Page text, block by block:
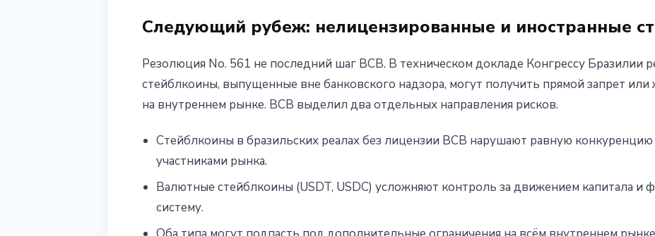
Следующий рубеж: нелицензированные и иностранные
Резолюция No. 561 не последний шаг BCB. В техническом докладе Конгрессу Бразилии
стейблкоины, выпущенные вне банковского надзора, могут получить прямой запрет или
на внутреннем рынке. BCB выделил два отдельных направления рисков.
Стейблкоины в бразильских реалах без лицензии BCB нарушают равную
участниками рынка.
Валютные стейблкоины (USDT, USDC) усложняют контроль за движением капитала и
систему.